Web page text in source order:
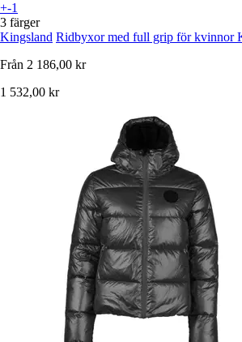
+-1
3 färger
Kingsland Ridbyxor med full grip för kvinnor
Från 2 186,00 kr
1 532,00 kr